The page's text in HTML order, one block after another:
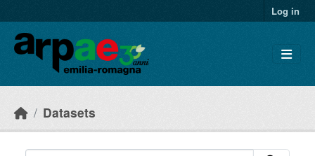
Log in
Datasets